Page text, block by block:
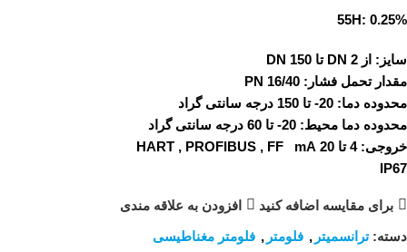
55H: 0.25%
سایز: از DN 2 تا DN 150
مقدار تحمل فشار:
محدوده دما:
محدوده دما محیط:
خروجی: 4 تا 20 HART , PROFIBUS , FF mA
IP67
برای مقایسه اضافه کنید افزودن به علاقه مندی
دسته: ترانسمیتر , فلومتر , فلومتر مغناطیسی